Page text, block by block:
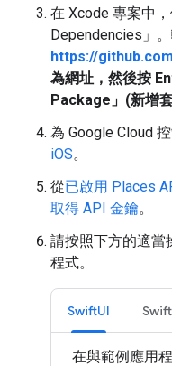
在 Xcode 專案中，
Dependencies」 。
https://
為網址，然後按
Package」(新增套
為 Google Cloud
iOS。
從已啟用 Places
取得 API 金鑰。
請按照下方的適當
程式。
SwiftUI Swift
在與範例應用